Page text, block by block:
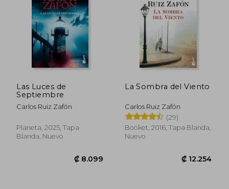
₡
Las Luces de
Septiembre
Carlos Ruiz Zafón
Planeta, 2025, Tapa
Blanda, Nuevo
La Sombra del Viento
Carlos Ruiz Zafón
(29)
Booket, 2016, Tapa Blanda,
Nuevo